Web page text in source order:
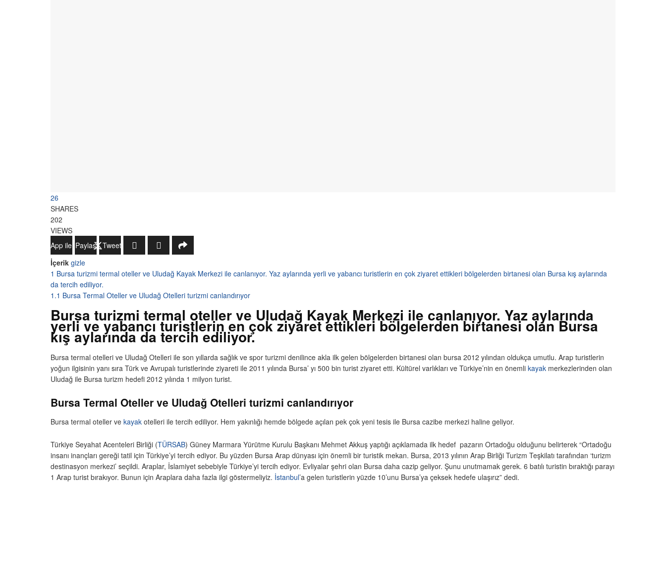
26
SHARES
202
VIEWS
WhatsApp ile Gönder
Paylaş
Tweetle
İçerik gizle
1 Bursa turizmi termal oteller ve Uludağ Kayak Merkezi ile canlanıyor. Yaz aylarında yerli ve yabancı turistlerin en çok ziyaret ettikleri bölgelerden birtanesi olan Bursa kış aylarında
da tercih ediliyor.
1.1 Bursa Termal Oteller ve Uludağ Otelleri turizmi canlandırıyor
Bursa turizmi termal oteller ve Uludağ Kayak Merkezi ile canlanıyor. Yaz aylarında
yerli ve yabancı turistlerin en çok ziyaret ettikleri bölgelerden birtanesi olan Bursa
kış aylarında da tercih ediliyor.
Bursa termal otelleri ve Uludağ Otelleri ile son yıllarda sağlık ve spor turizmi denilince akla ilk gelen bölgelerden birtanesi olan bursa 2012 yılından oldukça umutlu. Arap turistlerin
yoğun ilgisinin yanı sıra Türk ve Avrupalı turistlerinde ziyareti ile 2011 yılında Bursa’ yı 500 bin turist ziyaret etti. Kültürel varlıkları ve Türkiye’nin en önemli kayak merkezlerinden olan
Uludağ ile Bursa turizm hedefi 2012 yılında 1 milyon turist.
Bursa Termal Oteller ve Uludağ Otelleri turizmi canlandırıyor
Bursa termal oteller ve kayak otelleri ile tercih ediliyor. Hem yakınlığı hemde bölgede açılan pek çok yeni tesis ile Bursa cazibe merkezi haline geliyor.
Türkiye Seyahat Acenteleri Birliği (TÜRSAB) Güney Marmara Yürütme Kurulu Başkanı Mehmet Akkuş yaptığı açıklamada ilk hedef pazarın Ortadoğu olduğunu belirterek “Ortadoğu
insanı inançları gereği tatil için Türkiye’yi tercih ediyor. Bu yüzden Bursa Arap dünyası için önemli bir turistik mekan. Bursa, 2013 yılının Arap Birliği Turizm Teşkilatı tarafından ‘turizm
destinasyon merkezi’ seçildi. Araplar, İslamiyet sebebiyle Türkiye’yi tercih ediyor. Evliyalar şehri olan Bursa daha cazip geliyor. Şunu unutmamak gerek. 6 batılı turistin bıraktığı parayı
1 Arap turist bırakıyor. Bunun için Araplara daha fazla ilgi göstermeliyiz. İstanbul’a gelen turistlerin yüzde 10’unu Bursa’ya çeksek hedefe ulaşırız” dedi.